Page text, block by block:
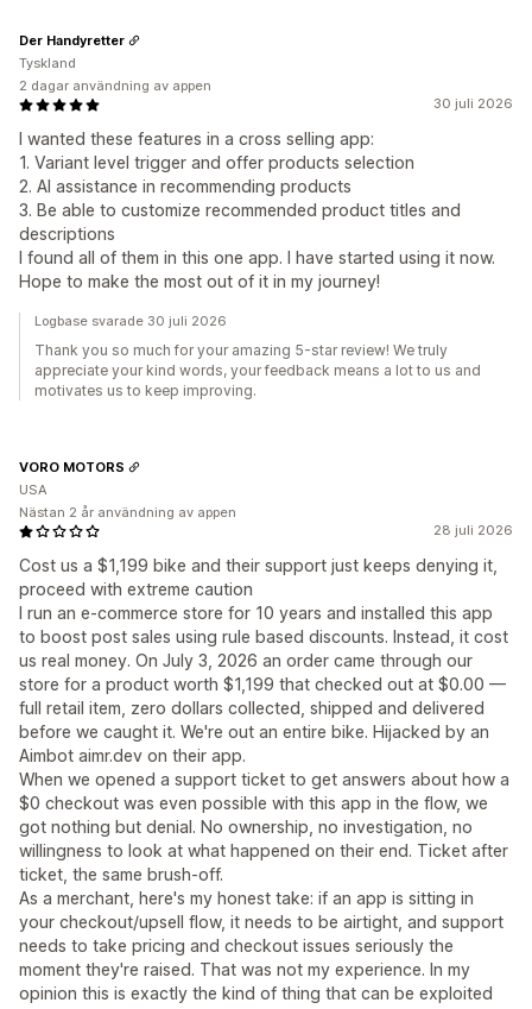
30 juli 2026
I wanted these features in a cross selling app:
1. Variant level trigger and offer products selection
2. AI assistance in recommending products
3. Be able to customize recommended product titles and
descriptions
I found all of them in this one app. I have started using it now.
Hope to make the most out of it in my journey!
Der Handyretter
Tyskland
2 dagar användning av appen
Logbase svarade 30 juli 2026
Thank you so much for your amazing 5-star review! We truly
appreciate your kind words, your feedback means a lot to us and
motivates us to keep improving.
28 juli 2026
Cost us a $1,199 bike and their support just keeps denying it,
proceed with extreme caution
I run an e-commerce store for 10 years and installed this app
to boost post sales using rule based discounts. Instead, it cost
us real money. On July 3, 2026 an order came through our
store for a product worth $1,199 that checked out at $0.00 —
full retail item, zero dollars collected, shipped and delivered
before we caught it. We're out an entire bike. Hijacked by an
Aimbot aimr.dev on their app.
When we opened a support ticket to get answers about how a
$0 checkout was even possible with this app in the flow, we
got nothing but denial. No ownership, no investigation, no
willingness to look at what happened on their end. Ticket after
ticket, the same brush-off.
As a merchant, here's my honest take: if an app is sitting in
your checkout/upsell flow, it needs to be airtight, and support
needs to take pricing and checkout issues seriously the
moment they're raised. That was not my experience. In my
opinion this is exactly the kind of thing that can be exploited
VORO MOTORS
USA
Nästan 2 år användning av appen